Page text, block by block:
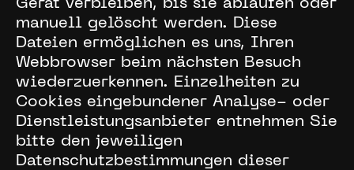
Gerät verbleiben, bis sie ablaufen oder
manuell gelöscht werden. Diese
Dateien ermöglichen es uns, Ihren
Webbrowser beim nächsten Besuch
wiederzuerkennen. Einzelheiten zu
Cookies eingebundener Analyse- oder
Dienstleistungsanbieter entnehmen Sie
bitte den jeweiligen
Datenschutzbestimmungen dieser